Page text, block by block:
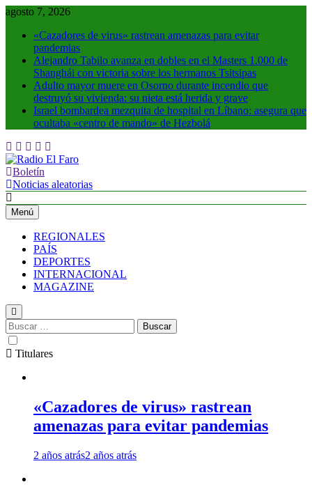
Saltar
contenido
agosto 7, 2026
«Cazadores de virus» rastrean amenazas para evitar
pandemias
Alejandro Tabilo avanza en dobles en el Masters 1.000 de
Shanghái con victoria sobre los hermanos Tsitsipas
Adulto mayor muere en Osorno durante incendio que
destruyó su vivienda: su nieta está herida y grave
Israel bombardea mezquita de hospital en Líbano: asegura que
ocultaba «centro de mando» de Hezbolá
Radio El Faro
Noticias y más
Boletín
Noticias aleatorias
Menú
REGIONALES
PAÍS
DEPORTES
INTERNACIONAL
MAGAZINE
Buscar:
Titulares
«Cazadores de virus» rastrean
amenazas para evitar pandemias
2 años atrás2 años atrás